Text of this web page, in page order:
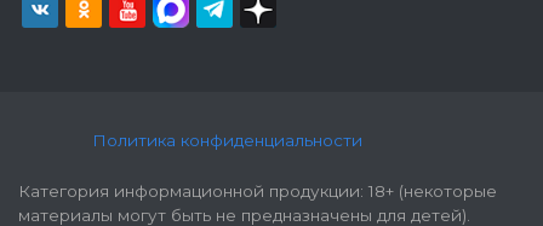
Политика конфиденциальности
Категория информационной продукции: 18+ (некоторые
материалы могут быть не предназначены для детей).